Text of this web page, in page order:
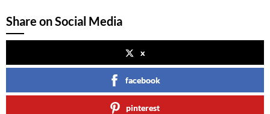
Share on Social Media
x
facebook
pinterest